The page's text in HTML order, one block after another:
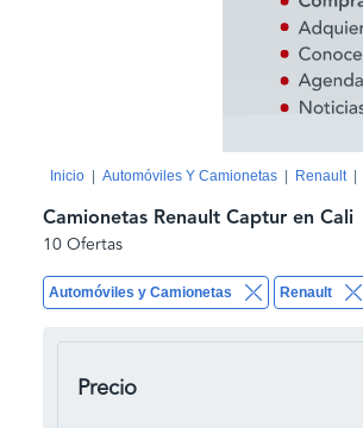
Inicio Automóviles Y Camionetas Renault
Automóviles y Camionetas Renault
Camionetas Renault Captur en Cali
10 Ofertas
Precio